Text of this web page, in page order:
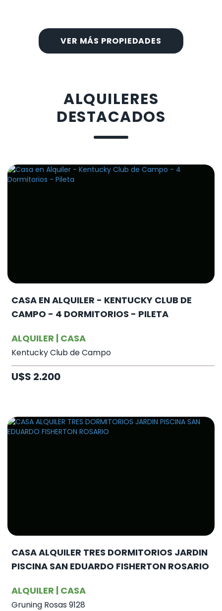
VER MÁS PROPIEDADES
ALQUILERES
DESTACADOS
CASA EN ALQUILER - KENTUCKY CLUB DE
CAMPO - 4 DORMITORIOS - PILETA
ALQUILER | CASA
Kentucky Club de Campo
U$S 2.200
CASA ALQUILER TRES DORMITORIOS JARDIN
PISCINA SAN EDUARDO FISHERTON ROSARIO
ALQUILER | CASA
Gruning Rosas 9128